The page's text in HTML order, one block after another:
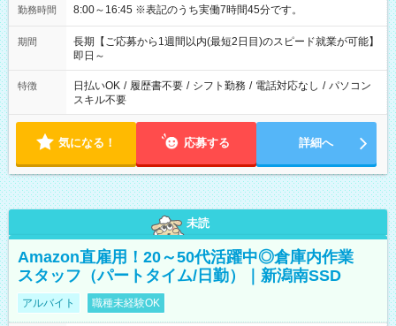
勤務時間 8:00～16:45 ※表記のうち実働7時間45分です。
期間
長期【ご応募から1週間以内(最短2日目)のスピード就業が可能】
即日～
特徴 日払いOK / 履歴書不要 / シフト勤務 / 電話対応なし / パソコン
スキル不要
気になる！ 応募する 詳細へ
未読
Amazon直雇用！20～50代活躍中◎倉庫内作業
スタッフ（パートタイム/日勤）｜新潟南SSD
アルバイト 職種未経験OK